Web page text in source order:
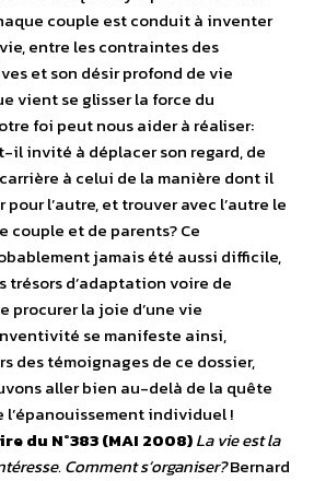
couple est conduit à inventer
entre les contraintes des
et son désir profond de vie
vient se glisser la force du
foi peut nous aider à réaliser:
il invité à déplacer son regard, de
à celui de la manière dont il
l’autre, et trouver avec l’autre le
couple et de parents? Ce
jamais été aussi difficile,
trésors d’adaptation voire de
procurer la joie d’une vie
se manifeste ainsi,
des témoignages de ce dossier,
aller bien au-delà de la quête
individuel !
du N°383 (MAI 2008)La vie est la
Comment s’organiser?Bernard